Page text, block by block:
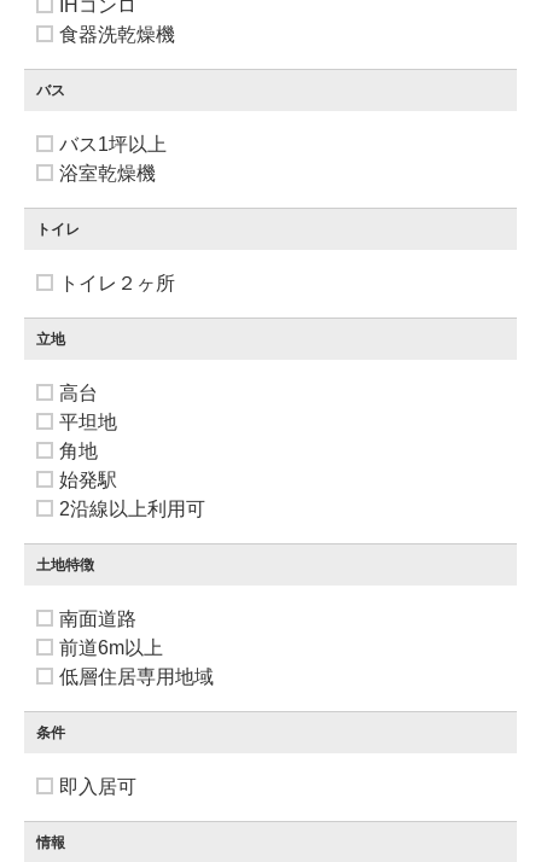
IHコンロ
食器洗乾燥機
バス
バス1坪以上
浴室乾燥機
トイレ
トイレ２ヶ所
立地
高台
平坦地
角地
始発駅
2沿線以上利用可
土地特徴
南面道路
前道6m以上
低層住居専用地域
条件
即入居可
情報